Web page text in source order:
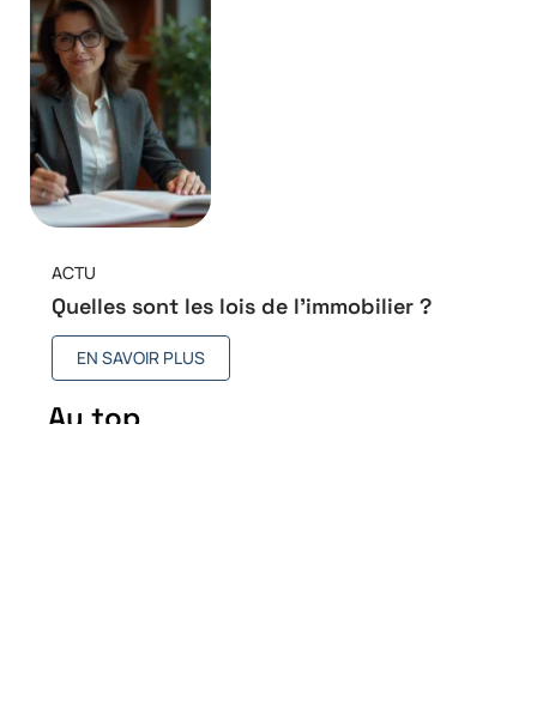
ACTU
Quelles sont les lois de l’immobilier ?
EN SAVOIR PLUS
Au top